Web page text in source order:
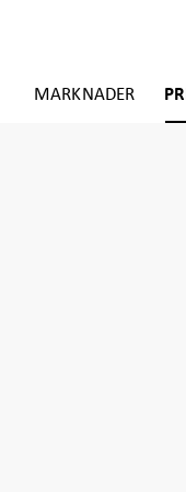
MARKNADER